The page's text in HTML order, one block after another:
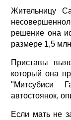
Жительницу
решение она
размере 1,5
Приставы
который она
"Митсубиси
автостоянок,
Если мать не